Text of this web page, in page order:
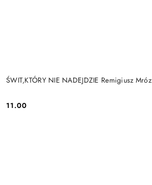
ŚWIT,KTÓRY NIE NADEJDZIE Remigiusz Mróz
Cena:
11.00